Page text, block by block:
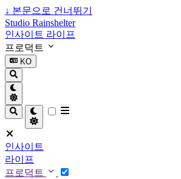
↓ 본문으로 건너뛰기
Studio Rainshelter
인사이트 라이프
프로덕트
KO
인사이트
라이프
프로덕트